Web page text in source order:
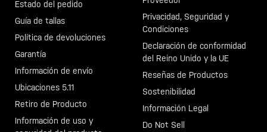
Estado del pedido
Guía de tallas
Política de devoluciones
Garantía
Información de envío
Ubicaciones 5.11
Retiro de Producto
Información de uso y
Privacidad, Seguridad y
Condiciones
Declaración de conformidad
del Reino Unido y la UE
Reseñas de Productos
Sostenibilidad
Información Legal
Do Not Sell